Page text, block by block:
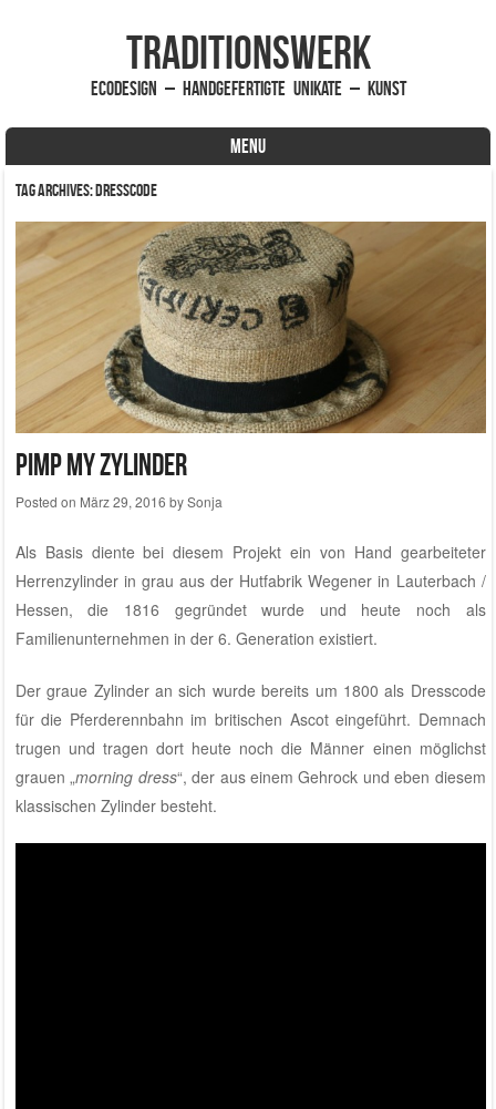
traditionsWerk
EcoDesign – handgefertigte Unikate – Kunst
MENU
Skip to content
Tag Archives:Dresscode
Pimp my Zylinder
Posted on März 29, 2016 bySonja
Als Basis diente bei diesem Projekt ein von Hand gearbeiteter
Herrenzylinder in grau aus der Hutfabrik Wegener in Lauterbach /
Hessen, die 1816 gegründet wurde und heute noch als
Familienunternehmen in der 6. Generation existiert.
Der graue Zylinder an sich wurde bereits um 1800 als Dresscode
für die Pferderennbahn im britischen Ascot eingeführt. Demnach
trugen und tragen dort heute noch die Männer einen möglichst
grauen „morning dress“, der aus einem Gehrock und eben diesem
klassischen Zylinder besteht.